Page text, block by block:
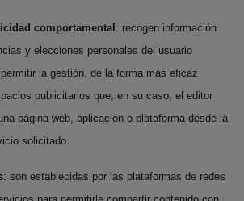
comportamental : recogen información
y elecciones personales del usuario
la gestión, de la forma más eficaz
publicitarios que, en su caso, el editor
página web, aplicación o plataforma desde la
solicitado.
: son establecidas por las plataformas de redes